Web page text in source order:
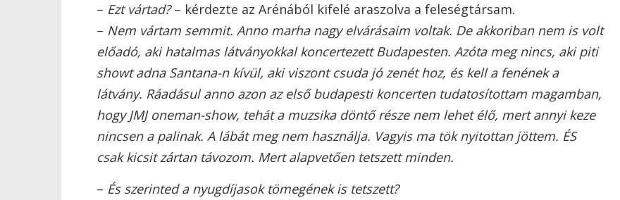
– Ezt vártad?– kérdezte az Arénából kifelé araszolva a feleségtársam.
– Nem vártam semmit. Anno marha nagy elvárásaim voltak. De akkoriban nem is volt
előadó, aki hatalmas látványokkal koncertezett Budapesten. Azóta meg nincs, aki piti
showt adna Santana-n kívül, aki viszont csuda jó zenét hoz, és kell a fenének a
látvány. Ráadásul anno azon az első budapesti koncerten tudatosítottam magamban,
hogy JMJ oneman-show, tehát a muzsika döntő része nem lehet élő, mert annyi keze
nincsen a palinak. A lábát meg nem használja. Vagyis ma tök nyitottan jöttem. ÉS
csak kicsit zártan távozom. Mert alapvetően tetszett minden.
– És szerinted a nyugdíjasok tömegének is tetszett?